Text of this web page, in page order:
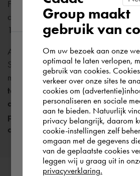
Fornecemos um leque de produtos
demostraram ser eficazes e que já
16 países e organizações espalhados
Além de fornecermos o SmartGlobe
System, o melhor sistema de
mundialmente e o nosso produto com
também proporcionamos um
de suporte, incluindo formações,
procedimentos ARINC 424, chart
consultadoria.
region
According to us you are
the world. Please confirm in
you wish to shop.
Portugal
Rest of the world
Group maakt
gebruik van
Om uw bezoek aan onze
optimaal te laten verlopen,
gebruik van cookies.
verkeer over onze sites te
cookies om
personaliseren en sociale
aan te bieden. Natuurlijk
privacy belangrijk, daarom
cookie-instellingen zelf
omgaan met de gegevens
van de geplaatste cookies
leggen wij u graag uit in
privacyverklaring.